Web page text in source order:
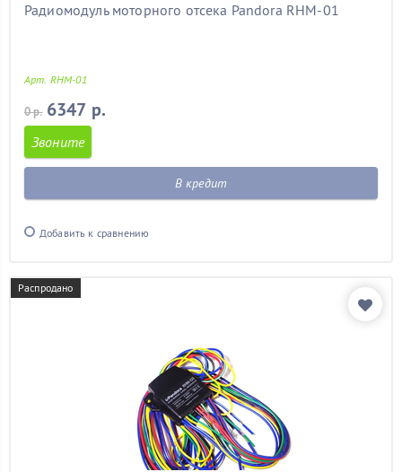
Радиомодуль моторного отсека Pandora RHM-01
Арт. RHM-01
0 р. 6347 р.
Звоните
В кредит
Добавить к сравнению
Распродано